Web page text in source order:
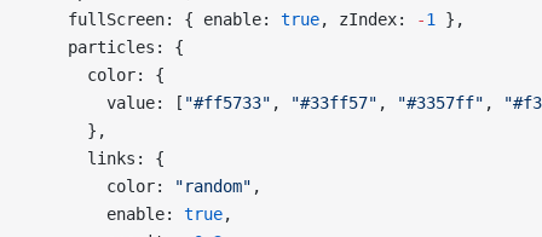
    fullScreen: { enable:
true, zIndex: -1
},
    particles: {
      color: {
        value: [
"#ff5733" , "#33ff57" , "#3357ff" ,
      },
      links: {
        color:
"random" ,
        enable:
true,